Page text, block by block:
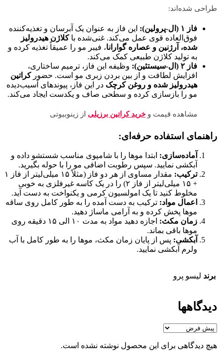
طراحی شده‌اند:
فاز ۱ (ال-پرولین):
این فاز به عنوان یک آبرسان و تغذیه‌کننده
فوق‌العاده قوی عمل می‌کند. غنی‌شده باکلاژن هیدرولیز
شده، آرژنین و عصاره گوارانا، فیبر مو را عمیقاً تغذیه کرده و
به تولید کلاژن طبیعی کمک می‌کند.
فاز ۲ (ال-سیستئین):
وظیفه این فاز، ترمیم ساختاری،
افزایش لطافت و از بین بردن زبری مو است. حضورکراتین
هیدرولیز شده و روغن کرچک در این فاز، پیوندهای آسیب‌دیده
مو را بازسازی کرده و سطحی صاف و یکدست ایجاد می‌کند.
مشاهده قیمت و خرید کراتین برزیلی از زینوبیوتی
راهنمای استفاده حرفه‌ای:
آماده‌سازی: ابتدا موها را با شامپوی مناسب شستشو داده و
آبکشی نمایید. سپس رطوبت اضافی مو را با حوله بگیرید.
ترکیب:
مقدار مساوی از هر دو فاز (مثلاً ۱۵ میلی‌لیتر از فاز ۱
+ ۱۵ میلی‌لیتر از فاز ۲) را در یک کاسه غیرفلزی به خوبی
مخلوط کنید تا یک امولسیون کرمی و یکنواخت به دست آید.
اعمال مواد: ترکیب به دست آمده را به طور کامل روی ساقه
موها پخش کرده و به آرامی ماساژ دهید.
زمان مکث:
اجازه دهید مواد به مدت ۱۰ الی ۱۵ دقیقه روی
موها باقی بماند.
آبکشی: پس از پایان زمان مکث، موها را به طور کامل با آب
ولرم آبکشی نمایید.
برند لیسو پرو
دیدگاهها
هیچ دیدگاهی برای این محصول نوشته نشده است.